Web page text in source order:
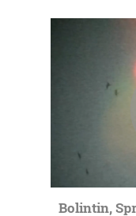
Bolintin,